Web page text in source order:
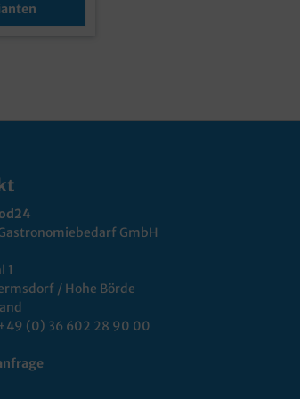
GmbH
1
/ Hohe Börde
(0) 36 602 28 90 00